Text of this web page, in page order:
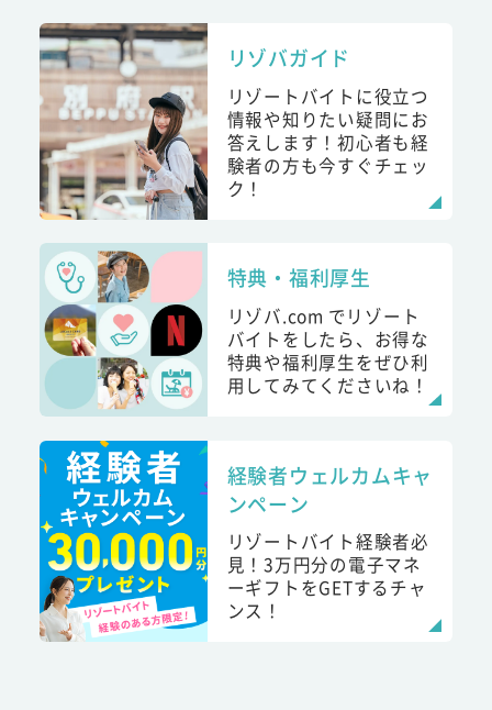
リゾバガイド
リゾートバイトに役立つ
情報や知りたい疑問にお
答えします！初心者も経
験者の方も今すぐチェッ
ク！
特典・福利厚生
リゾバ.com でリゾート
バイトをしたら、お得な
特典や福利厚生をぜひ利
用してみてくださいね！
経験者ウェルカムキャ
ンペーン
リゾートバイト経験者必
見！3万円分の電子マネ
ーギフトをGETするチャ
ンス！